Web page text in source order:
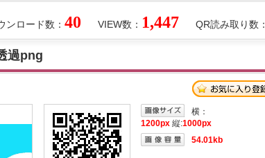
QR読み取り数：
VIEW数： 1,447
ンロード数： 40
過png
横：
1200px 縦:1000px
54.01kb